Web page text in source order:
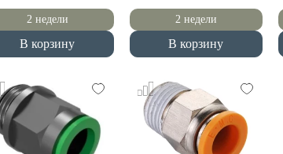
2 недели
В корзину
2 недели
В корзину